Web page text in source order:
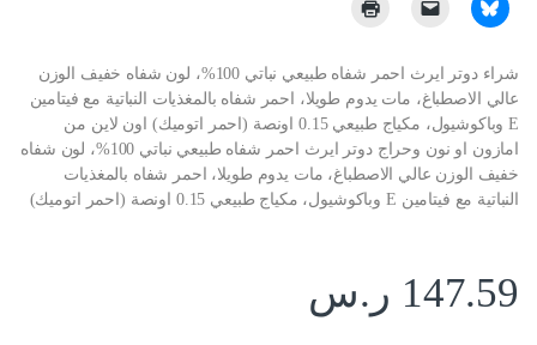
شراء دوتر ايرث احمر شفاه طبيعي نباتي 100%، لون شفاه خفيف الوزن
عالي الاصطباغ، مات يدوم طويلا، احمر شفاه بالمغذيات النباتية مع فيتامين
E وباكوشيول، مكياج طبيعي 0.15 اونصة (احمر اتوميك) اون لاين من
امازون او نون وحراج دوتر ايرث احمر شفاه طبيعي نباتي 100%، لون شفاه
خفيف الوزن عالي الاصطباغ، مات يدوم طويلا، احمر شفاه بالمغذيات
النباتية مع فيتامين E وباكوشيول، مكياج طبيعي 0.15 اونصة (احمر اتوميك)
147.59 ر.س